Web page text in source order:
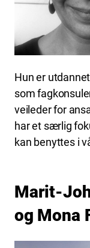
Hun er
som
veileder for
har et særlig
kan benyttes i
Marit-
og Mona